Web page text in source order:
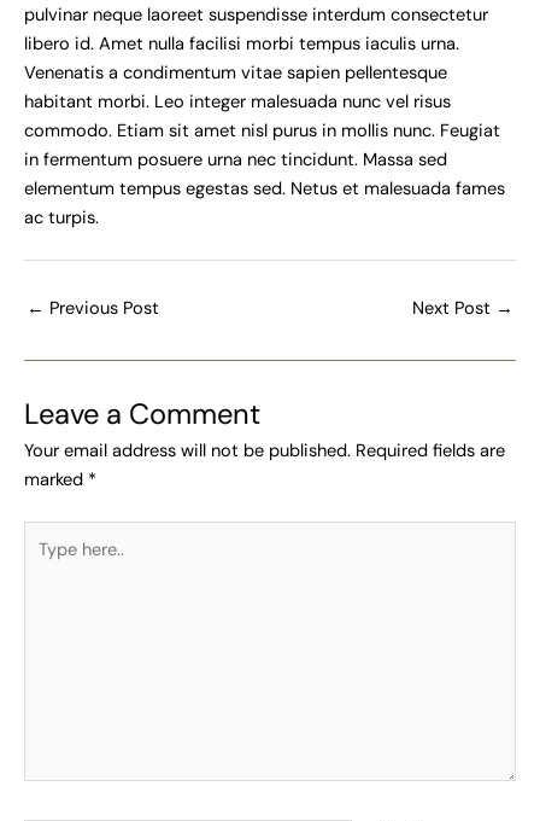
pulvinar neque laoreet suspendisse interdum consectetur
libero id. Amet nulla facilisi morbi tempus iaculis urna.
Venenatis a condimentum vitae sapien pellentesque
habitant morbi. Leo integer malesuada nunc vel risus
commodo. Etiam sit amet nisl purus in mollis nunc. Feugiat
in fermentum posuere urna nec tincidunt. Massa sed
elementum tempus egestas sed. Netus et malesuada fames
ac turpis.
← Previous Post Next Post →
Leave a Comment
Your email address will not be published. Required fields are
marked *
here..